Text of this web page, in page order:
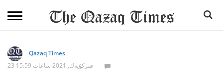
Qazaq Times
23 قىركۇيەك, 2021 ساعات 15:59